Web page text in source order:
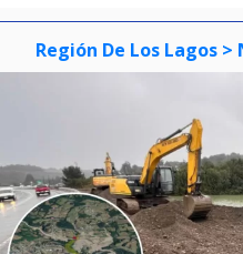
Región De Los Lagos >